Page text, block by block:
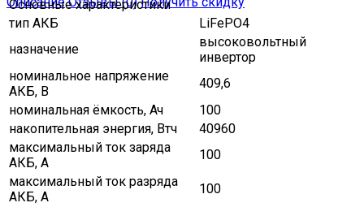
Основные характеристики
тип АКБ
LiFePO4
назначение
высоковольтный
инвертор
номинальное напряжение
АКБ, В
409,6
номинальная ёмкость, Ач
100
накопительная энергия, Втч
40960
максимальный ток заряда
АКБ, A
100
максимальный ток разряда
АКБ, A
100